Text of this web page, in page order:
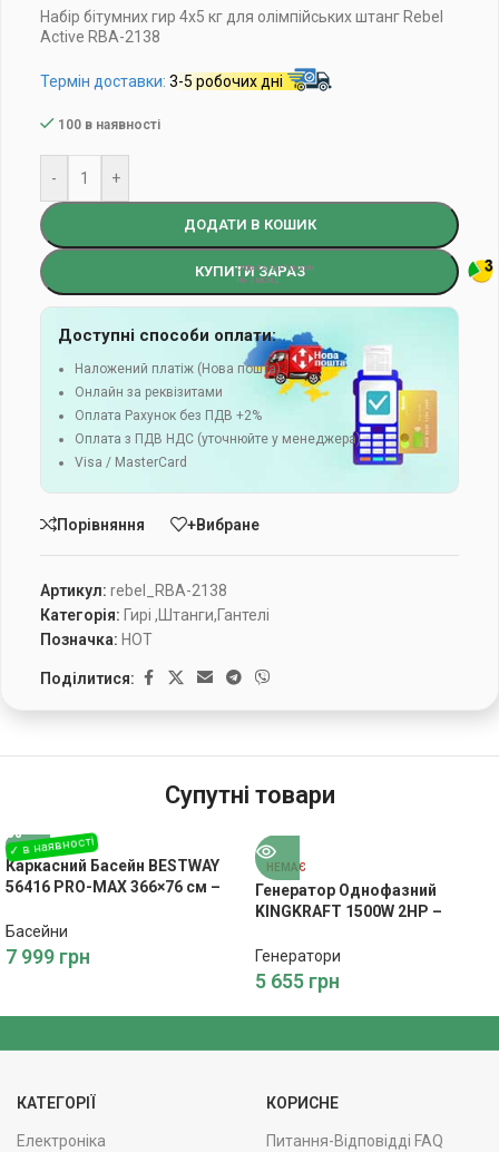
Набір бітумних гир 4х5 кг для олімпійських штанг Rebel
Active RBA-2138
Термін доставки: 3-5 робочих дні
100 в наявності
- +
ДОДАТИ В КОШИК
КУПИТИ ЗАРАЗ
Доступні способи оплати:
Наложений платіж (Нова пошта)
Онлайн за реквізитами
Оплата Рахунок без ПДВ +2%
Оплата з ПДВ НДС (уточнюйте у менеджера)
Visa / MasterCard
Порівняння +Вибране
Артикул: rebel_RBA-2138
Категорія: Гирі ,Штанги,Гантелі
Позначка: HOT
Поділитися:
Супутні товари
Каркасний Басейн BESTWAY
56416 PRO-MAX 366×76 см –
Басейни
7 999 грн
НЕМАЄ
Генератор Однофазний
KINGKRAFT 1500W 2HP –
Генератори
5 655 грн
КАТЕГОРІЇ
Електроніка
КОРИСНЕ
Питання-Відповідді FAQ